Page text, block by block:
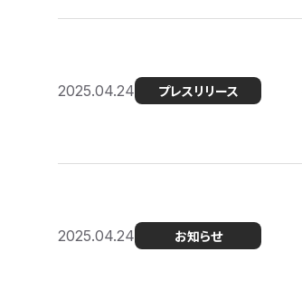
2025.04.24 プレスリリース
2025.04.24 お知らせ